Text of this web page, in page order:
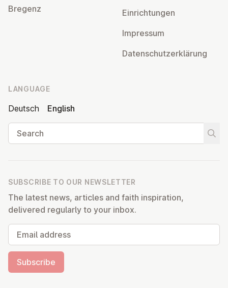
Bregenz
Ein­rich­tun­gen
Impressum
Datens­chutzerklärung
LANGUAGE
Deutsch
English
Search
SUBSCRIBE TO OUR NEWSLETTER
The latest news, articles and faith inspiration,
delivered regularly to your inbox.
Email address
Subscribe